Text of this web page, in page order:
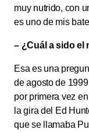
muy nutrido, con
es uno de mis
– ¿Cuál a sido el
Esa es una
de agosto de
por primera vez
la gira del Ed
que se llamaba